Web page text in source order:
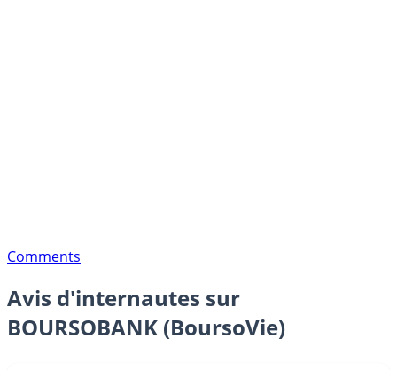
Comments
Avis d'internautes sur
BOURSOBANK (BoursoVie)